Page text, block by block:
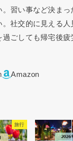
習い事など決ま
社交的に見える
過ごしても帰宅後
旅行